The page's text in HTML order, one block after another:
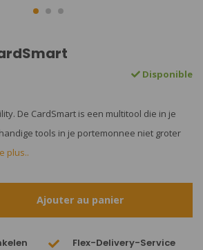
Disponible
De CardSmart is een multitool die in je
tools in je portemonnee niet groter
plus..
Ajouter au panier
Flex-Delivery-Service